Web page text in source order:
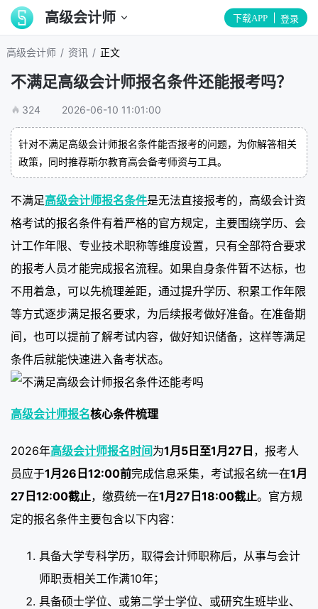
高级会计师 下载APP 登录
高级会计师 / 资讯 / 正文
不满足高级会计师报名条件还能报考吗？
324 2026-06-10 11:01:00
针对不满足高级会计师报名条件能否报考的问题，为你解答相关
政策，同时推荐斯尔教育高会备考师资与工具。
不满足高级会计师报名条件是无法直接报考的，高级会计资
格考试的报名条件有着严格的官方规定，主要围绕学历、会
计工作年限、专业技术职称等维度设置，只有全部符合要求
的报考人员才能完成报名流程。如果自身条件暂不达标，也
不用着急，可以先梳理差距，通过提升学历、积累工作年限
等方式逐步满足报名要求，为后续报考做好准备。在准备期
间，也可以提前了解考试内容，做好知识储备，这样等满足
条件后就能快速进入备考状态。
高级会计师报名核心条件梳理
2026年高级会计师报名时间为1月5日至1月27日 ，报考人
员应于1月26日12:00前完成信息采集，考试报名统一在1月
27日12:00截止，缴费统一在1月27日18:00截止。官方规
定的报名条件主要包含以下内容：
具备大学专科学历，取得会计师职称后，从事与会计
师职责相关工作满10年；
具备硕士学位、或第二学士学位、或研究生班毕业、